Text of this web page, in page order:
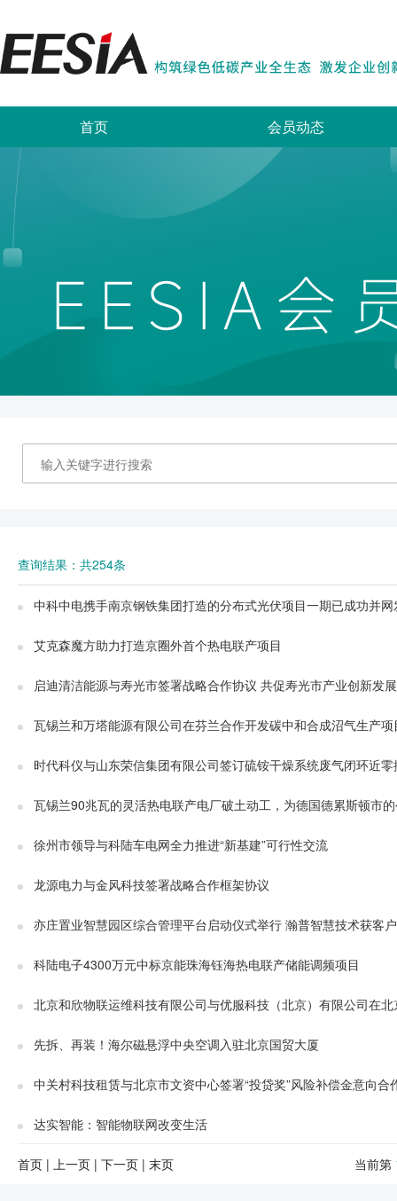
首页 会员动态
查询结果：共254条
中科中电携手南京钢铁集团打造的分布式光伏项目一期已成功并网
艾克森魔方助力打造京圈外首个热电联产项目
启迪清洁能源与寿光市签署战略合作协议 共促寿光市产业创新发展
瓦锡兰和万塔能源有限公司在芬兰合作开发碳中和合成沼气生产项
时代科仪与山东荣信集团有限公司签订硫铵干燥系统废气闭环近
瓦锡兰90兆瓦的灵活热电联产电厂破土动工，为德国德累斯顿市
徐州市领导与科陆车电网全力推进“新基建”可行性交流
龙源电力与金风科技签署战略合作框架协议
亦庄置业智慧园区综合管理平台启动仪式举行 瀚普智慧技术获客
科陆电子4300万元中标京能珠海钰海热电联产储能调频项目
北京和欣物联运维科技有限公司与优服科技（北京）有限公司在
先拆、再装！海尔磁悬浮中央空调入驻北京国贸大厦
中关村科技租赁与北京市文资中心签署“投贷奖”风险补偿金意向合
达实智能：智能物联网改变生活
首页 | 上一页 | 下一页 | 末页 当前第